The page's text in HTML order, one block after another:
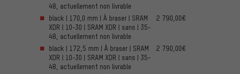
48, actuellement non livrable
black | 170,0 mm | À braser | SRAM
XDR | 10-30 | SRAM XDR | sans | 35-
48, actuellement non livrable
2 790,00€
black | 172,5 mm | À braser | SRAM
XDR | 10-30 | SRAM XDR | sans | 35-
48, actuellement non livrable
2 790,00€